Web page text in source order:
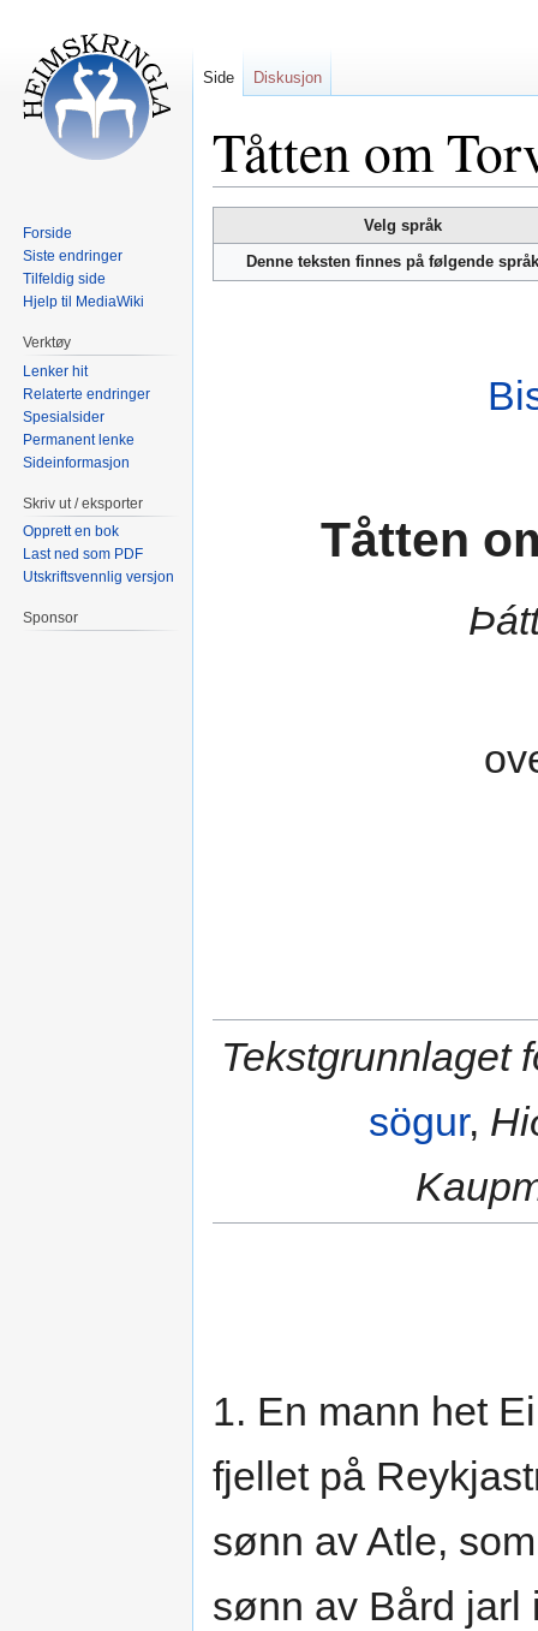
Tåtten om
til
navigering
til
Velg språk
Denne teksten finnes på følgende
Tåtten
Tekstgrunnlaget
sögur,
1. En mann het
fjellet på
sønn av Atle,
sønn av Bård jarl
Side Diskusjon
Forside
Siste endringer
Tilfeldig side
Hjelp til MediaWiki
Verktøy
Lenker hit
Relaterte endringer
Spesialsider
Permanent lenke
Sideinformasjon
Skriv ut / eksporter
Opprett en bok
Last ned som PDF
Utskriftsvennlig versjon
Sponsor